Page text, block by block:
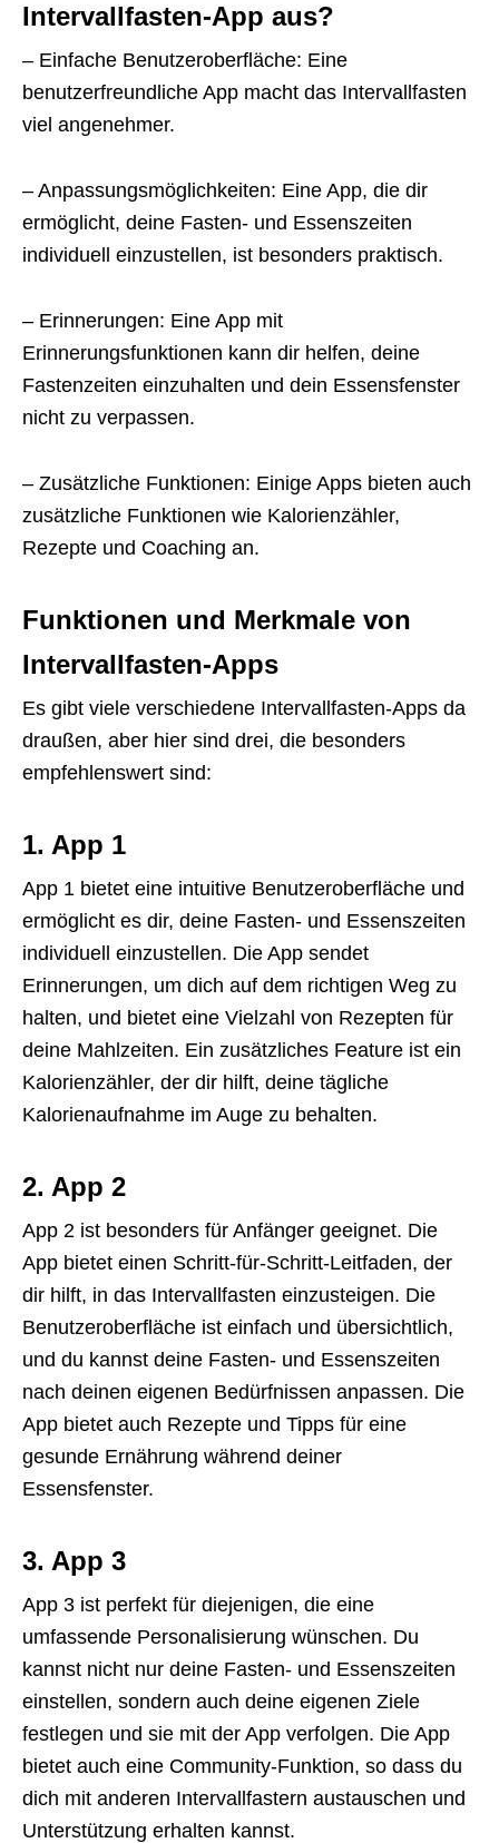
Intervallfasten-App aus?
– Einfache Benutzeroberfläche: Eine
benutzerfreundliche App macht das Intervallfasten
viel angenehmer.
– Anpassungsmöglichkeiten: Eine App, die dir
ermöglicht, deine Fasten- und Essenszeiten
individuell einzustellen, ist besonders praktisch.
– Erinnerungen: Eine App mit
Erinnerungsfunktionen kann dir helfen, deine
Fastenzeiten einzuhalten und dein Essensfenster
nicht zu verpassen.
– Zusätzliche Funktionen: Einige Apps bieten auch
zusätzliche Funktionen wie Kalorienzähler,
Rezepte und Coaching an.
Funktionen und Merkmale von
Intervallfasten-Apps
Es gibt viele verschiedene Intervallfasten-Apps da
draußen, aber hier sind drei, die besonders
empfehlenswert sind:
1. App 1
App 1 bietet eine intuitive Benutzeroberfläche und
ermöglicht es dir, deine Fasten- und Essenszeiten
individuell einzustellen. Die App sendet
Erinnerungen, um dich auf dem richtigen Weg zu
halten, und bietet eine Vielzahl von Rezepten für
deine Mahlzeiten. Ein zusätzliches Feature ist ein
Kalorienzähler, der dir hilft, deine tägliche
Kalorienaufnahme im Auge zu behalten.
2. App 2
App 2 ist besonders für Anfänger geeignet. Die
App bietet einen Schritt-für-Schritt-Leitfaden, der
dir hilft, in das Intervallfasten einzusteigen. Die
Benutzeroberfläche ist einfach und übersichtlich,
und du kannst deine Fasten- und Essenszeiten
nach deinen eigenen Bedürfnissen anpassen. Die
App bietet auch Rezepte und Tipps für eine
gesunde Ernährung während deiner
Essensfenster.
3. App 3
App 3 ist perfekt für diejenigen, die eine
umfassende Personalisierung wünschen. Du
kannst nicht nur deine Fasten- und Essenszeiten
einstellen, sondern auch deine eigenen Ziele
festlegen und sie mit der App verfolgen. Die App
bietet auch eine Community-Funktion, so dass du
dich mit anderen Intervallfastern austauschen und
Unterstützung erhalten kannst.